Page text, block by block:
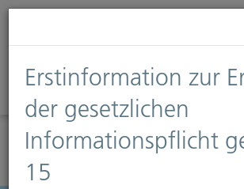
Diese Webseite verwendet Cookies.
Informationen finden Sie auf unserer
Diese Nachricht nicht erneut
Erstinformation zur
der gesetzlichen
Informationspflicht
15